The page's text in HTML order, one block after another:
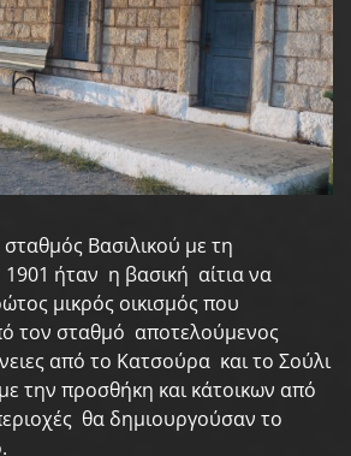
Βασιλικού με τη
1901 ήταν η βασική αίτια να
μικρός οικισμός που
τον σταθμό αποτελούμενος
από το Κατσούρα και το Σούλι
την προσθήκη και κάτοικων από
θα δημιουργούσαν το